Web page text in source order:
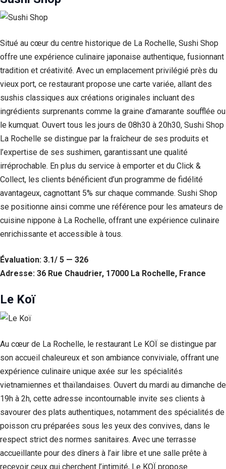
Situé au cœur du centre historique de La Rochelle, Sushi Shop
offre une expérience culinaire japonaise authentique, fusionnant
tradition et créativité. Avec un emplacement privilégié près du
vieux port, ce restaurant propose une carte variée, allant des
sushis classiques aux créations originales incluant des
ingrédients surprenants comme la graine d’amarante soufflée ou
le kumquat. Ouvert tous les jours de 08h30 à 20h30, Sushi Shop
La Rochelle se distingue par la fraîcheur de ses produits et
l’expertise de ses sushimen, garantissant une qualité
irréprochable. En plus du service à emporter et du Click &
Collect, les clients bénéficient d’un programme de fidélité
avantageux, cagnottant 5% sur chaque commande. Sushi Shop
se positionne ainsi comme une référence pour les amateurs de
cuisine nippone à La Rochelle, offrant une expérience culinaire
enrichissante et accessible à tous.
Évaluation: 3.1/ 5 — 326
Adresse: 36 Rue Chaudrier, 17000 La Rochelle, France
Le Koï
Au cœur de La Rochelle, le restaurant Le KOÏ se distingue par
son accueil chaleureux et son ambiance conviviale, offrant une
expérience culinaire unique axée sur les spécialités
vietnamiennes et thaïlandaises. Ouvert du mardi au dimanche de
19h à 2h, cette adresse incontournable invite ses clients à
savourer des plats authentiques, notamment des spécialités de
poisson cru préparées sous les yeux des convives, dans le
respect strict des normes sanitaires. Avec une terrasse
accueillante pour des dîners à l’air libre et une salle prête à
recevoir ceux qui cherchent l’intimité, Le KOÏ propose